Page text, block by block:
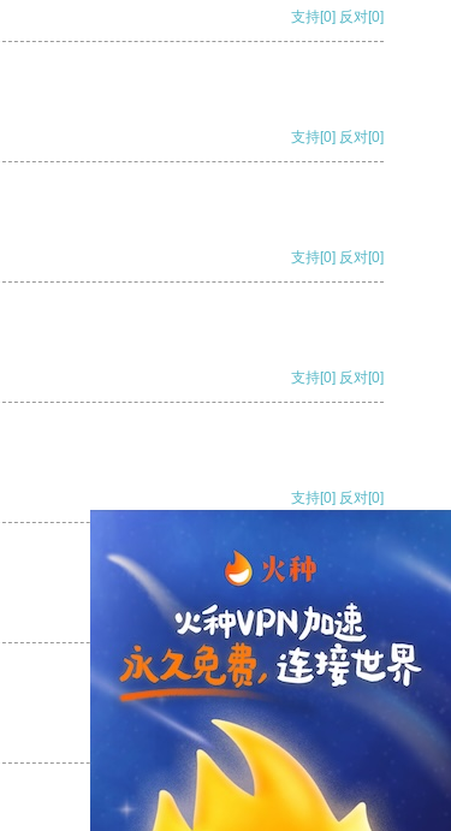
支持[0] 反对[0]
支持[0] 反对[0]
支持[0] 反对[0]
支持[0] 反对[0]
支持[0] 反对[0]
支持[0] 反对
支持